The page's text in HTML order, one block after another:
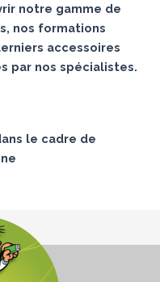
notre gamme de
nos formations
accessoires
par nos spécialistes.
le cadre de